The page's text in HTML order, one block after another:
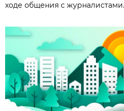
ходе общения с журналистами.